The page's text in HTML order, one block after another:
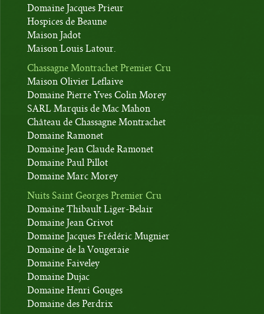
Domaine Jacques Prieur
Hospices de Beaune
Maison Jadot
Maison Louis Latour.
Chassagne Montrachet Premier Cru
Maison Olivier Leflaive
Domaine Pierre Yves Colin Morey
SARL Marquis de Mac Mahon
Château de Chassagne Montrachet
Domaine Ramonet
Domaine Jean Claude Ramonet
Domaine Paul Pillot
Domaine Marc Morey
Nuits Saint Georges Premier Cru
Domaine Thibault Liger-Belair
Domaine Jean Grivot
Domaine Jacques Frédéric Mugnier
Domaine de la Vougeraie
Domaine Faiveley
Domaine Dujac
Domaine Henri Gouges
Domaine des Perdrix